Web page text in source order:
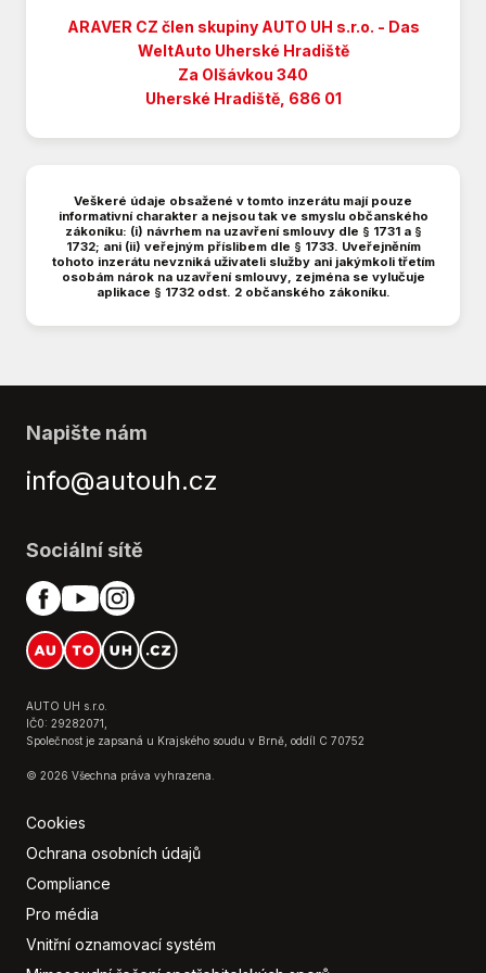
Isofix
Klimatizace
LED denní svícení
Malý kožený paket
Mlhovky
Multifunkční volant
Nastavitelný volant
Originální autorádio
Palubní počítač
Parkovací senzory zadní
Protiprokluzový systém kol (ASR)
Senzor tlaku v pneumatikách
Start-stop systém
Tempomat
Venkovní teploměr
Vyhřívaná sedadla
Vyhřívaná zrcátka
Zadní stěrač
Zadní světla LED
ARAVER CZ člen skupiny AUTO UH s.r.o. - Das
WeltAuto Uherské Hradiště
Za Olšávkou 340
Uherské Hradiště, 686 01
Veškeré údaje obsažené v tomto inzerátu mají pouze
informativní charakter a nejsou tak ve smyslu občanského
zákoníku: (i) návrhem na uzavření smlouvy dle § 1731 a §
1732; ani (ii) veřejným příslibem dle § 1733. Uveřejněním
tohoto inzerátu nevzniká uživateli služby ani jakýmkoli třetím
osobám nárok na uzavření smlouvy, zejména se vylučuje
aplikace § 1732 odst. 2 občanského zákoníku.
AUTO UH s.r.o.
IČ0: 29282071,
Společnost je zapsaná u Krajského soudu v Brně, oddíl C 70752
© 2026 Všechna práva vyhrazena.
Cookies
Ochrana osobních údajů
Compliance
Pro média
Vnitřní oznamovací systém
Napište nám
info@autouh.cz
Sociální sítě